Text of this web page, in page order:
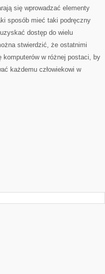
się wprowadzać elementy
sposób mieć taki podręczny
dostęp do wielu
stwierdzić, że ostatnimi
komputerów w różnej postaci, by
każdemu człowiekowi w